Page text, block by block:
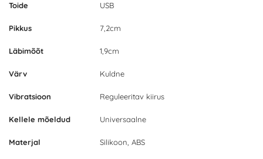
Toide USB
Pikkus 7,2cm
Läbimõõt 1,9cm
Värv Kuldne
Vibratsioon Reguleeritav kiirus
Kellele mõeldud Universaalne
Materjal Silikoon, ABS